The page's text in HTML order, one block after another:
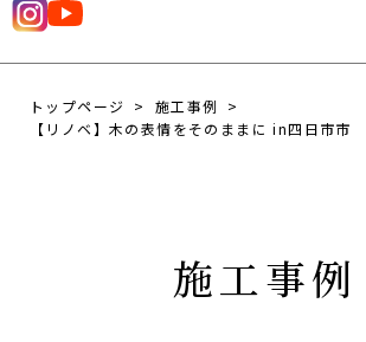
トップページ
施工事例
【リノベ】木の表情をそのままに in四日市市
施工事例